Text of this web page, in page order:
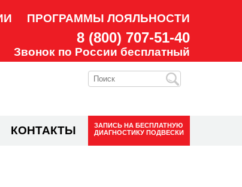
ПРОГРАММЫ ЛОЯЛЬНОСТИ
8 (800) 707-51-40
Звонок по России бесплатный
КОНТАКТЫ ЗАПИСЬ НА БЕСПЛАТНУЮ
ДИАГНОСТИКУ ПОДВЕСКИ